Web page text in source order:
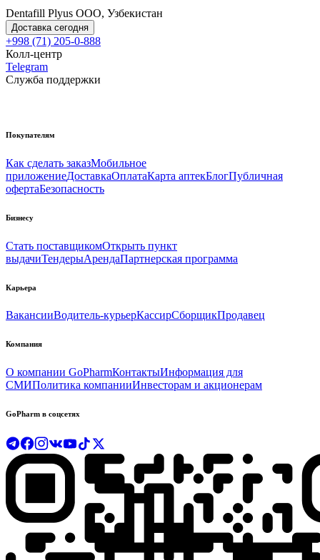
Dentafill Plyus OOO, Узбекистан
Доставка сегодня
+998 (71) 205-0-888
Колл-центр
Telegram
Служба поддержки
Покупателям
Как сделать заказМобильное
приложениеДоставкаОплатаКарта аптекБлогПубличная
офертаБезопасность
Бизнесу
Стать поставщикомОткрыть пункт
выдачиТендерыАрендаПартнерская программа
Карьера
ВакансииВодитель-курьерКассирСборщикПродавец
Компания
О компании GoPharmКонтактыИнформация для
СМИПолитика компанииИнвесторам и акционерам
GoPharm в соцсетях